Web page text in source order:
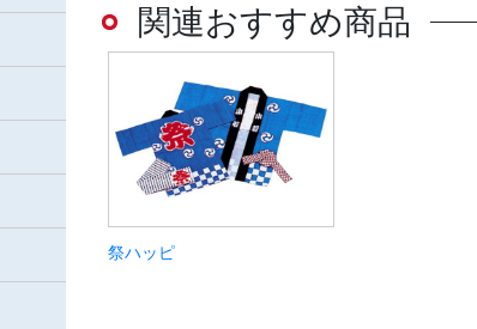
関連おすすめ商品
祭ハッピ